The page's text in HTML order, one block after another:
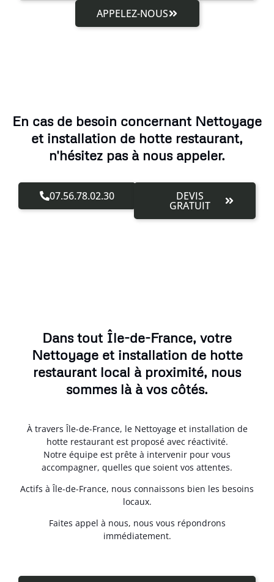
APPELEZ-NOUS
En cas de besoin concernant Nettoyage
et installation de hotte restaurant,
n'hésitez pas à nous appeler.
07.56.78.02.30 DEVIS
GRATUIT
Dans tout Île-de-France, votre
Nettoyage et installation de hotte
restaurant local à proximité, nous
sommes là à vos côtés.
À travers Île-de-France, le Nettoyage et installation de
hotte restaurant est proposé avec réactivité.
Notre équipe est prête à intervenir pour vous
accompagner, quelles que soient vos attentes.
Actifs à Île-de-France, nous connaissons bien les besoins
locaux.
Faites appel à nous, nous vous répondrons
immédiatement.